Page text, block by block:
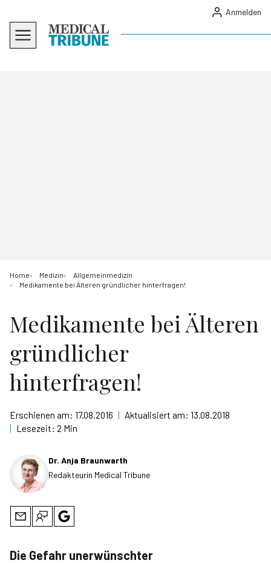
Anmelden
Home Medizin
Allgemeinmedizin
Medikamente bei Älteren gründlicher hinterfragen!
Medikamente bei Älteren
gründlicher
hinterfragen!
Erschienen am: 17.08.2016 | Aktualisiert am: 13.08.2018
| Lesezeit: 2 Min
Dr. Anja Braunwarth
Redakteurin Medical Tribune
Die Gefahr unerwünschter